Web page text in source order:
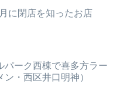
に閉店を知ったお店
パーク西棟で喜多方ラー
ン・西区井口明神）